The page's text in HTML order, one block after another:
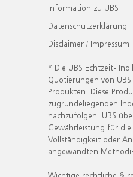
Information zu UBS
Datenschutzerklärung
Disclaimer / Impressum
* Die UBS Echtzeit-
Quotierungen von
Produkten. Diese
zugrundeliegenden
nachzufolgen. UBS
Gewährleistung für
Vollständigkeit oder
angewandten